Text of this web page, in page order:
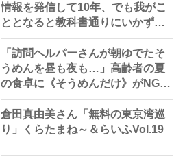
情報を発信して10年、でも我がこ
ととなると教科書通りにいかずに
ため息「感情と理性の狭間で右往
左往する現実」
「訪問ヘルパーさんが朝ゆでたそ
うめんを昼も夜も…」高齢者の夏
の食卓に《そうめんだけ》がNGな
理由とは？【管理栄養士が解説】
倉田真由美さん「無料の東京湾巡
り」くらたまね～＆らいふVol.19